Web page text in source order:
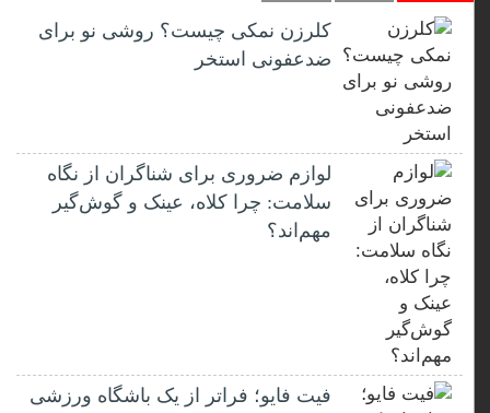
کلرزن نمکی چیست؟ روشی نو برای
ضدعفونی استخر
لوازم ضروری برای شناگران از نگاه
سلامت: چرا کلاه، عینک و گوش‌گیر
مهم‌اند؟
فیت ‌فایو؛ فراتر از یک باشگاه ورزشی